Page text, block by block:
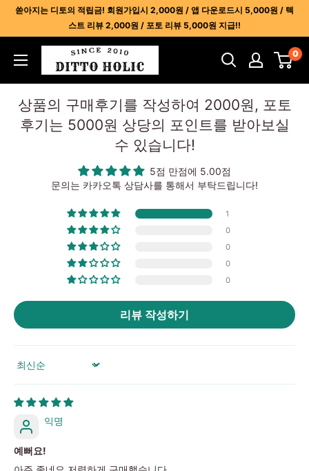
쏟아지는 디토의 적립금! 회원가입시 2,000원 / 앱 다운로드시 5,000원 / 텍
스트 리뷰 2,000원 / 포토 리뷰 5,000원 지급!!
릭
-
미
급
하
이
0
상품의 구매후기를 작성하여 2000원, 포토
후기는 5000원 상당의 포인트를 받아보실
수 있습니다!
5점 만점에 5.00점
문의는 카카오톡 상담사를 통해서 부탁드립니다!
1
0
0
0
0
리뷰 작성하기
Sort by
익명
예뻐요!